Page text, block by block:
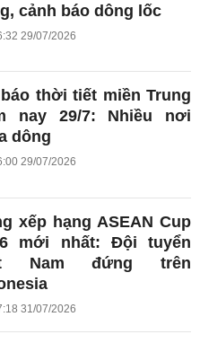
cảnh báo dông lốc
29/07/2026
thời tiết miền Trung
nay 29/7: Nhiều nơi
dông
29/07/2026
xếp hạng ASEAN Cup
mới nhất: Đội tuyển
Nam đứng trên
31/07/2026